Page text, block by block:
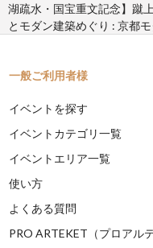
湖疏水・国宝重文記念】蹴
とモダン建築めぐり : 京都
一般ご利用者様
イベントを探す
イベントカテゴリ一覧
イベントエリア一覧
使い方
よくある質問
PRO ARTEKET（プロアルテ